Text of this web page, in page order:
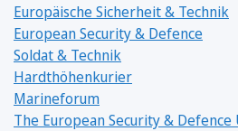
Europäische Sicherheit & Technik
European Security & Defence
Soldat & Technik
Hardthöhenkurier
Marineforum
The European Security & Defence